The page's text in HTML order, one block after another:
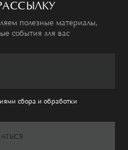
полезные материалы,
события для вас
сбора и обработки